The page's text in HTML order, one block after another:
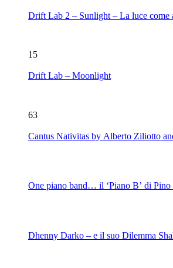
Drift Lab 2 – Sunlight – La luce come
15
Drift Lab – Moonlight
63
Cantus Nativitas by Alberto
One piano band… il ‘Piano B’ di Pino
Dhenny Darko – e il suo Dilemma